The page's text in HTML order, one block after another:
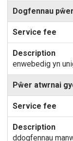
Dogfennau
enwebedig yn
Pŵer atwrnai
ddogfennau